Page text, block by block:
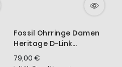
Fossil Ohrringe Damen
Heritage D-Link
Edelstahl Gold-Ton
JF04781710
79,00 €